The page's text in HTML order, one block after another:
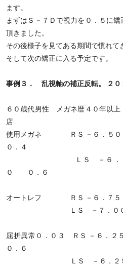
ます。
まずはＳ－７Ｄで視力を０．５に
頂きました。
その後様子を見てある期間で慣れて
そして次の矯正に入る予定です。
事例３． 乱視軸の補正反転。 ２０
６０歳代男性 メガネ暦４０年以
店
使用メガネ ＲＳ －６．５
０．４
ＬＳ －６．５０ Ｃ
０ ０．６
オートレフ ＲＳ －６．７
ＬＳ －７．００ Ｃ－
屈折異常０．０３ ＲＳ －６
０．６
ＬＳ －６．２５ Ｃ